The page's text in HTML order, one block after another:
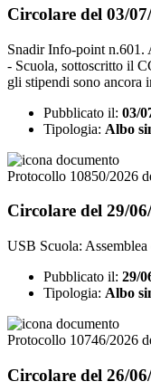
Circolare del 03/
Snadir Info-point n.601.
- Scuola, sottoscritto il
gli stipendi sono ancora
Pubblicato il: 03/
Tipologia: Albo
Protocollo 10850/2026
Circolare del 29/
USB Scuola:
Pubblicato il: 29/
Tipologia: Albo
Protocollo 10746/2026
Circolare del 26/